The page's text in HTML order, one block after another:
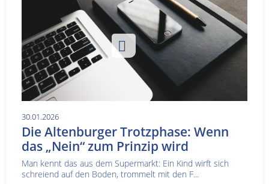
30.01.2026
Die Altenburger Trotzphase: Wenn
das „Nein“ zum Prinzip wird
Man kennt das aus dem Supermarkt: Ein Kind wirft sich
schreiend auf den Boden, trommelt mit den F...